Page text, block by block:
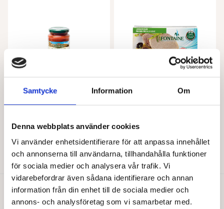
Samtycke Information Om
Denna webbplats använder cookies
Vi använder enhetsidentifierare för att anpassa innehållet
och annonserna till användarna, tillhandahålla funktioner
för sociala medier och analysera vår trafik. Vi
vidarebefordrar även sådana identifierare och annan
information från din enhet till de sociala medier och
annons- och analysföretag som vi samarbetar med.
LA BIO IDEA
46,00kr
Lägg till i varukorg
FONTAINE
52,00kr
Lägg till i varukorg
Du gillar kanske också…